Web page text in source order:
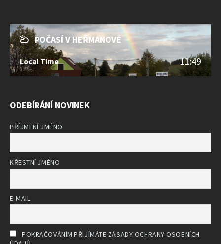
POČASÍ V HEŘMANOVĚ
Local Time 11:49
ODEBÍRÁNÍ NOVINEK
PŘÍJMENÍ JMÉNO
KŘESTNÍ JMÉNO
E-MAIL
POKRAČOVÁNÍM PŘIJÍMÁTE ZÁSADY OCHRANY OSOBNÍCH